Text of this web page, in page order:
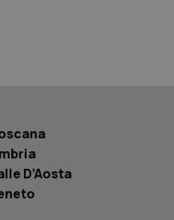
D’Aosta